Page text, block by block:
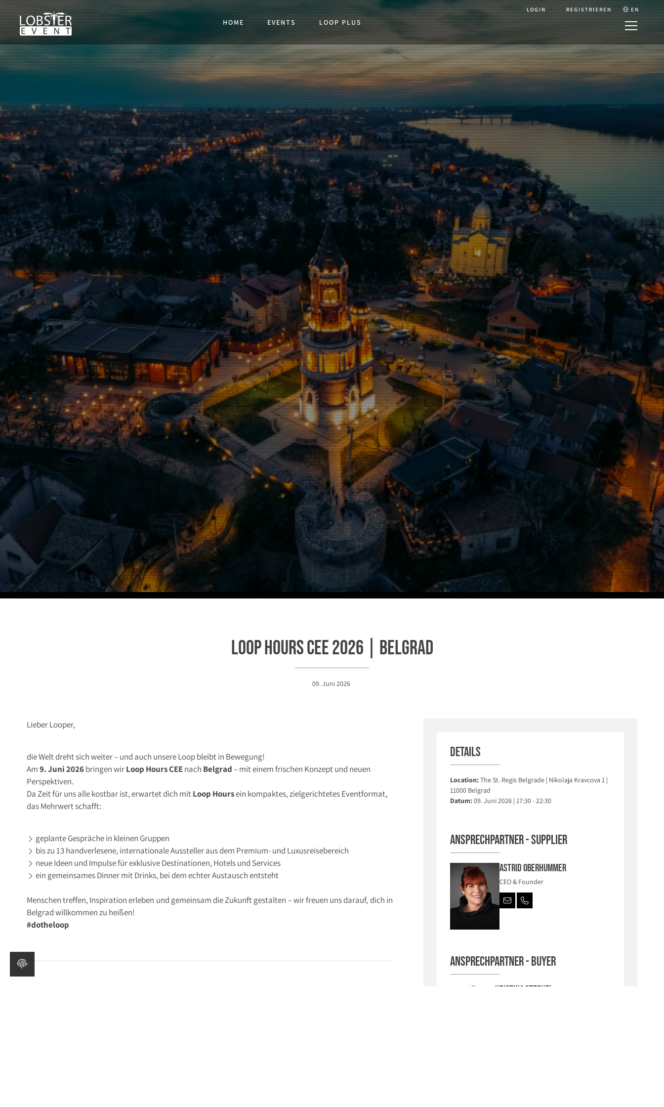
HOME EVENTS LOOP PLUS
LOGIN REGISTRIEREN EN
Loop Hours CEE 2026 | Belgrad
09. Juni 2026
Lieber Looper,
die Welt dreht sich weiter – und auch unsere Loop bleibt in Bewegung!
Am9. Juni 2026bringen wirLoop HoursCEEnach Belgrad– mit einem frischen Konzept und neuen
Perspektiven.
Da Zeit für uns alle kostbar ist, erwartet dich mitLoop Hoursein kompaktes, zielgerichtetes Eventformat,
das Mehrwert schafft:
geplante Gespräche in kleinen Gruppen
bis zu 13 handverlesene, internationale Aussteller aus dem Premium- und Luxusreisebereich
neue Ideen und Impulse für exklusive Destinationen, Hotels und Services
ein gemeinsames Dinner mit Drinks, bei dem echter Austausch entsteht
Menschen treffen, Inspiration erleben und gemeinsam die Zukunft gestalten – wir freuen uns darauf, dich in
Belgrad willkommen zu heißen!
#dotheloop
Details
Location: The St. Regis Belgrade | Nikolaja Kravcova 1 |
11000 Belgrad
Datum:
09. Juni 2026 | 17:30 - 22:30
Ansprechpartner - Supplier
Astrid Oberhummer
CEO & Founder
Ansprechpartner - Buyer
Kristina Sterkel